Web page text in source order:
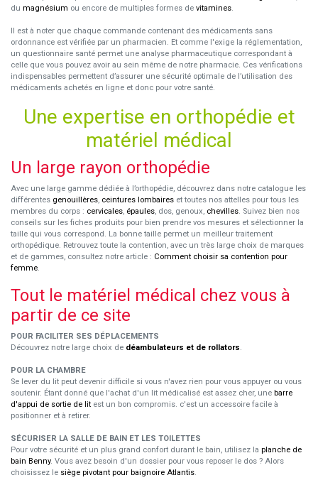
du magnésium ou encore de multiples formes de vitamines.
Il est à noter que chaque commande contenant des médicaments sans
ordonnance est vérifiée par un pharmacien. Et comme l'exige la réglementation,
un questionnaire santé permet une analyse pharmaceutique correspondant à
celle que vous pouvez avoir au sein même de notre pharmacie. Ces vérifications
indispensables permettent d’assurer une sécurité optimale de l’utilisation des
médicaments achetés en ligne et donc pour votre santé.
Une expertise en orthopédie et
matériel médical
Un large rayon orthopédie
Avec une large gamme dédiée à l’orthopédie, découvrez dans notre catalogue les
différentes genouillères, ceintures lombaires et toutes nos attelles pour tous les
membres du corps : cervicales, épaules, dos, genoux, chevilles. Suivez bien nos
conseils sur les fiches produits pour bien prendre vos mesures et sélectionner la
taille qui vous correspond. La bonne taille permet un meilleur traitement
orthopédique. Retrouvez toute la contention, avec un très large choix de marques
et de gammes, consultez notre article : Comment choisir sa contention pour
femme.
Tout le matériel médical chez vous à
partir de ce site
POUR FACILITER SES DÉPLACEMENTS
Découvrez notre large choix de déambulateurs et de rollators.
POUR LA CHAMBRE
Se lever du lit peut devenir difficile si vous n'avez rien pour vous appuyer ou vous
soutenir. Étant donné que l'achat d'un lit médicalisé est assez cher, une barre
d'appui de sortie de lit est un bon compromis. c'est un accessoire facile à
positionner et à retirer.
SÉCURISER LA SALLE DE BAIN ET LES TOILETTES
Pour votre sécurité et un plus grand confort durant le bain, utilisez la planche de
bain Benny. Vous avez besoin d'un dossier pour vous reposer le dos ? Alors
choisissez le siège pivotant pour baignoire Atlantis.